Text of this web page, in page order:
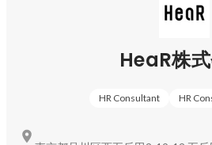
HeaR株
HR Consultant HR